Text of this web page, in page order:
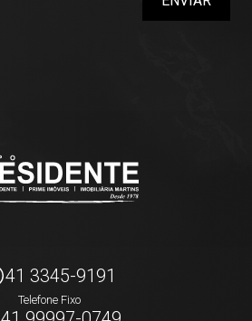
41 3345-9191
Telefone Fixo